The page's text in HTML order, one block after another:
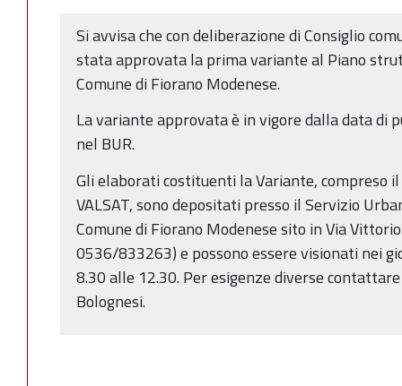
Si avvisa che con deliberazione di Consiglio
stata approvata la prima variante al Piano
Comune di Fiorano Modenese.
La variante approvata è in vigore dalla data di
nel BUR.
Gli elaborati costituenti la Variante, compreso
VALSAT, sono depositati presso il Servizio
Comune di Fiorano Modenese sito in Via
0536/833263) e possono essere visionati nei
8.30 alle 12.30. Per esigenze diverse
Bolognesi.